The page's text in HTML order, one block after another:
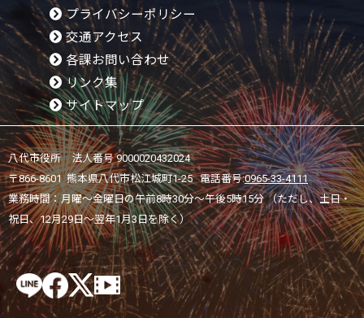
プライバシーポリシー
交通アクセス
各課お問い合わせ
リンク集
サイトマップ
八代市役所 法人番号 9000020432024
〒866-8601 熊本県八代市松江城町1-25 電話番号:0965-33-4111
業務時間：月曜～金曜日の午前8時30分～午後5時15分 （ただし、土日・
祝日、12月29日～翌年1月3日を除く）